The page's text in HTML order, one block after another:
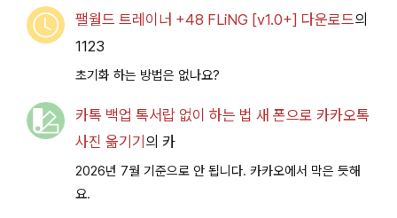
팰월드 트레이너 +48 FLiNG [v1.0+] 다운로드의
1123
초기화 하는 방법은 없나요?
카톡 백업 톡서랍 없이 하는 법 새 폰으로 카카오톡
사진 옮기기 의 카
2026년 7월 기준으로 안 됩니다. 카카오에서 막은 듯해
요.